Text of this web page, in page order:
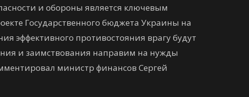
и обороны является ключевым
Государственного бюджета Украины на
эффективного противостояния врагу будут
и заимствования направим на нужды
министр финансов Сергей